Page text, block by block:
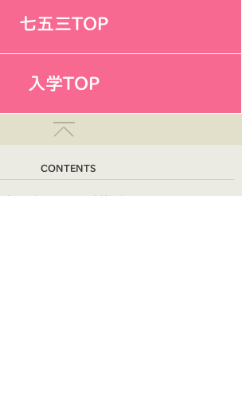
七五三TOP
入学TOP
CONTENTS